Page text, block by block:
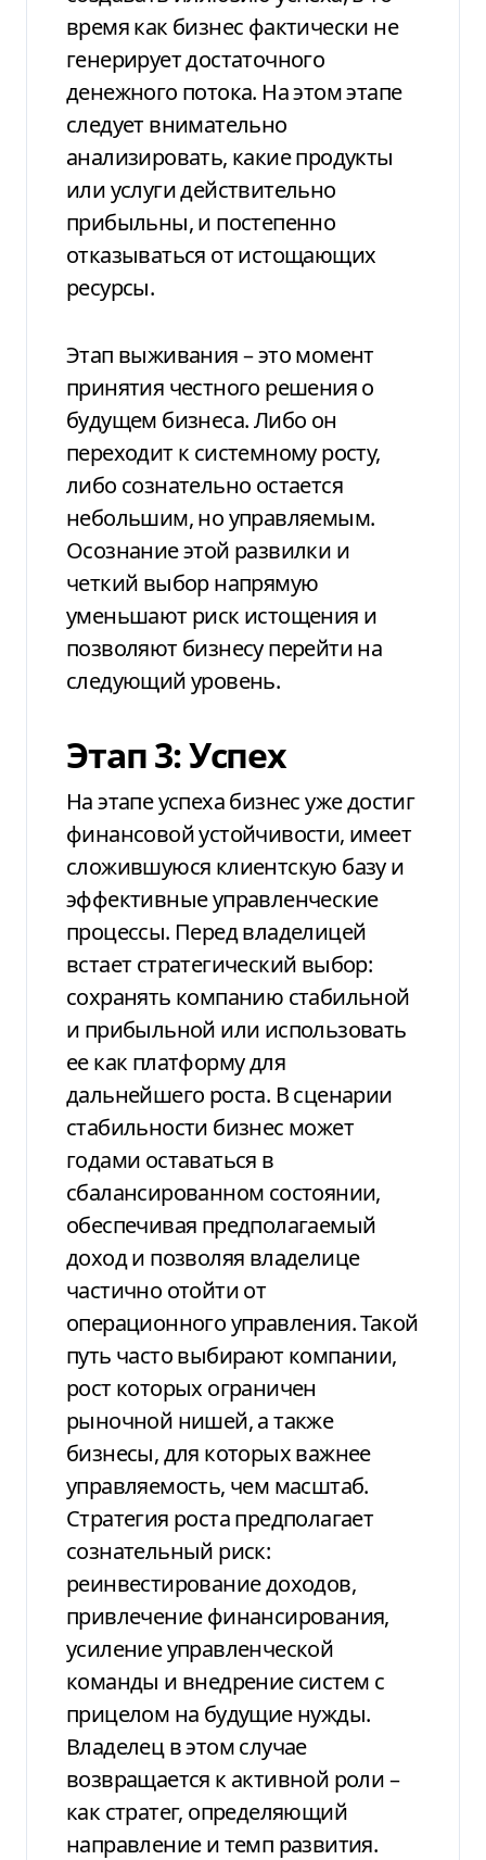
время как бизнес фактически не
генерирует достаточного
денежного потока. На этом этапе
следует внимательно
анализировать, какие продукты
или услуги действительно
прибыльны, и постепенно
отказываться от истощающих
ресурсы.
Этап выживания – это момент
принятия честного решения о
будущем бизнеса. Либо он
переходит к системному росту,
либо сознательно остается
небольшим, но управляемым.
Осознание этой развилки и
четкий выбор напрямую
уменьшают риск истощения и
позволяют бизнесу перейти на
следующий уровень.
Этап 3: Успех
На этапе успеха бизнес уже достиг
финансовой устойчивости, имеет
сложившуюся клиентскую базу и
эффективные управленческие
процессы. Перед владелицей
встает стратегический выбор:
сохранять компанию стабильной
и прибыльной или использовать
ее как платформу для
дальнейшего роста. В сценарии
стабильности бизнес может
годами оставаться в
сбалансированном состоянии,
обеспечивая предполагаемый
доход и позволяя владелице
частично отойти от
операционного управления. Такой
путь часто выбирают компании,
рост которых ограничен
рыночной нишей, а также
бизнесы, для которых важнее
управляемость, чем масштаб.
Стратегия роста предполагает
сознательный риск:
реинвестирование доходов,
привлечение финансирования,
усиление управленческой
команды и внедрение систем с
прицелом на будущие нужды.
Владелец в этом случае
возвращается к активной роли –
как стратег, определяющий
направление и темп развития.